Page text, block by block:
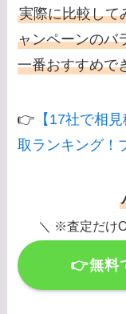
実際に比較して
ャンペーンのバ
一番おすすめで
👉 【17社で相
取ランキング！
＼ ※査定だけ
👉無料